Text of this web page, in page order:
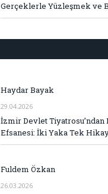
Gerçeklerle Yüzleşmek ve
Haydar Bayak
29.04.2026
İzmir Devlet Tiyatrosu’ndan
Efsanesi: İki Yaka Tek
Fuldem Özkan
26.03.2026